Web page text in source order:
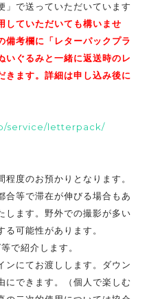
で送っていただいています
していただいても構いませ
備考欄に「レターパックプラ
いぐるみと一緒に返送時のレ
きます。詳細は申し込み後に
service/letterpack/
度のお預かりとなります。
合等で滞在が伸びる場合もあ
します。野外での撮影が多い
可能性があります。
で紹介します。
ンにてお渡しします。ダウン
にできます。（個人で楽しむ